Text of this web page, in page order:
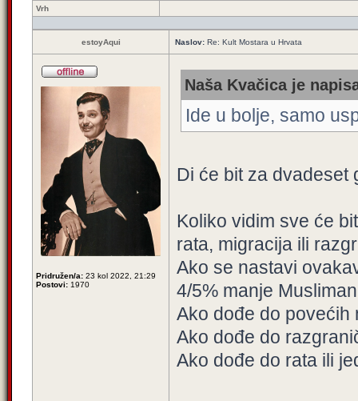
Vrh
estoyAqui Naslov: Re: Kult Mostara u Hrvata
Pridružen/a: 23 kol 2022, 21:29
Postovi: 1970
Naša Kvačica je
Ide u bolje, samo
Di će bit za dvadeset
Koliko vidim sve će
rata, migracija ili
Ako se nastavi
4/5% manje
Ako dođe do povećih
Ako dođe do
Ako dođe do rata ili